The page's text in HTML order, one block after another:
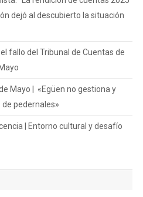
dejó al descubierto la situación
fallo del Tribunal de Cuentas de
Mayo | «Egüen no gestiona y
pedernales»
| Entorno cultural y desafío